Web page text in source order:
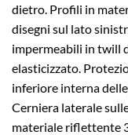
dietro. Profili in
disegni sul lato
impermeabili in twill
elasticizzato.
inferiore interna
Cerniera laterale
materiale riflettente